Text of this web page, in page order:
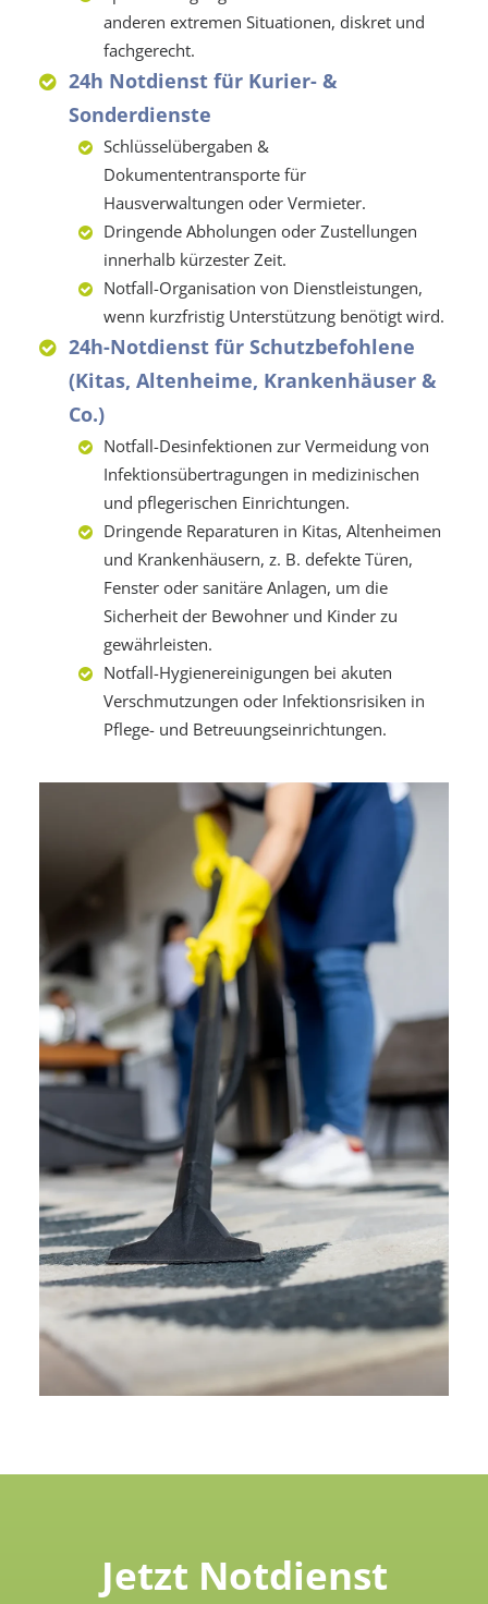
anderen extremen Situationen, diskret und
fachgerecht.
24h Notdienst für Kurier- &
Sonderdienste
Schlüsselübergaben &
Dokumententransporte für
Hausverwaltungen oder Vermieter.
Dringende Abholungen oder Zustellungen
innerhalb kürzester Zeit.
Notfall-Organisation von Dienstleistungen,
wenn kurzfristig Unterstützung benötigt wird.
24h-Notdienst für Schutzbefohlene
(Kitas, Altenheime, Krankenhäuser &
Co.)
Notfall-Desinfektionen zur Vermeidung von
Infektionsübertragungen in medizinischen
und pflegerischen Einrichtungen.
Dringende Reparaturen in Kitas, Altenheimen
und Krankenhäusern, z. B. defekte Türen,
Fenster oder sanitäre Anlagen, um die
Sicherheit der Bewohner und Kinder zu
gewährleisten.
Notfall-Hygienereinigungen bei akuten
Verschmutzungen oder Infektionsrisiken in
Pflege- und Betreuungseinrichtungen.
Jetzt Notdienst